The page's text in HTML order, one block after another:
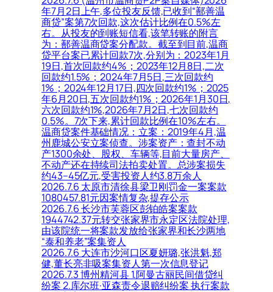
年7月2日上午,多位投友反馈,已收到“鄯善温
商贷”案第7次回款,这次估计比例在0.5%左
右。从投友的到账短信看,该笔转账的附言
为：鄯善温商贷案分配款。截至到目前,温商
贷平台案已累计回款7次,分别为：2023年1月
19日,首次回款约4%；2023年12月8日,二次
回款约1.5%；2024年7月5日,三次回款约
1%；2024年12月17日,四次回款约1%；2025
年6月20日,五次回款约1%；2026年1月30日,
六次回款约1%,2026年7月2日,七次回款约
0.5%。7次下来,累计回款比例在10%左右。
温商贷案件基础情况：立案：2019年4月,温
州鹿城公安立案侦查。涉案资产：查封不动
产1300余处、股权、车辆等,目前大量房产、
不动产还在持续司法拍卖处置。总涉案损失
约43–45亿元,受害投资人约3.8万余人
2026.7.6 太原市清徐县梁卫刚罚金一案案款
1080457.81元因案情复杂,提存公示
2026.7.6 长沙市芙蓉区彭铂皓案案款
1944742.37元转交张家界市永定区法院处理,
由该院统一将案款发放给张家界和长沙两地
“泰和养老”案集资人
2026.7.6 大连市沙河口区夏妍璐,张洪魁,郑
健,董长亮非吸案集资人第一次信息登记
2026.7.3 博州精河县 1.阿曼古丽民间借贷纠
纷案 2.库尔班·亚森责令退赔纠纷案 执行案款